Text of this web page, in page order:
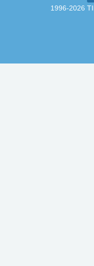
1996-2026